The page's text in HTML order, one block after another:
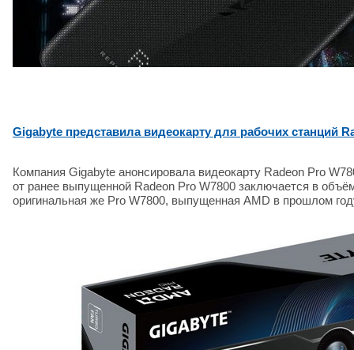
Gigabyte представила видеокарту для рабочих станций
Компания Gigabyte анонсировала видеокарту Radeon Pro
от ранее выпущенной Radeon Pro W7800 заключается в
оригинальная же Pro W7800, выпущенная AMD в прошлом